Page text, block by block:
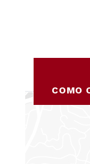
até já que não
COMO